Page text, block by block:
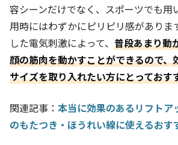
容シーンだけでなく、スポーツでも用
用時にはわずかにピリピリ感がありま
した電気刺激によって、 普段あまり動
顔の筋肉を動かすことができるので、
サイズを取り入れたい方にとっておす
関連記事： 本当に効果のあるリフトア
のもたつき・ほうれい線に使えるおす